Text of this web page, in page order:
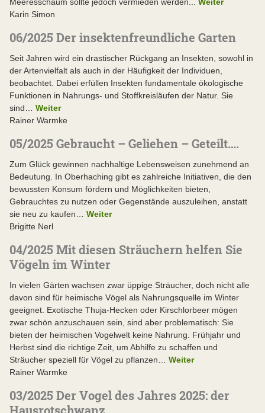
Karin Simon
06/2025 Der insektenfreundliche Garten
Seit Jahren wird ein drastischer Rückgang an Insekten, sowohl in
der Artenvielfalt als auch in der Häufigkeit der Individuen,
beobachtet. Dabei erfüllen Insekten fundamentale ökologische
Funktionen in Nahrungs- und Stoffkreisläufen der Natur. Sie
sind… Weiter
Rainer Warmke
05/2025 Gebraucht – Geliehen – Geteilt….
Zum Glück gewinnen nachhaltige Lebensweisen zunehmend an
Bedeutung. In Oberhaching gibt es zahlreiche Initiativen, die den
bewussten Konsum fördern und Möglichkeiten bieten,
Gebrauchtes zu nutzen oder Gegenstände auszuleihen, anstatt
sie neu zu kaufen… Weiter
Brigitte Nerl
04/2025 Mit diesen Sträuchern helfen Sie
Vögeln im Winter
In vielen Gärten wachsen zwar üppige Sträucher, doch nicht alle
davon sind für heimische Vögel als Nahrungsquelle im Winter
geeignet. Exotische Thuja-Hecken oder Kirschlorbeer mögen
zwar schön anzuschauen sein, sind aber problematisch: Sie
bieten der heimischen Vogelwelt keine Nahrung. Frühjahr und
Herbst sind die richtige Zeit, um Abhilfe zu schaffen und
Sträucher speziell für Vögel zu pflanzen… Weiter
Rainer Warmke
03/2025 Der Vogel des Jahres 2025: der